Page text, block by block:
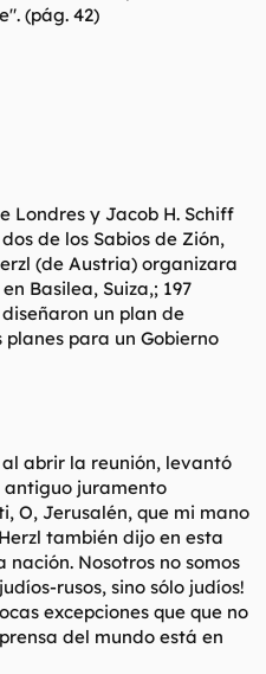
(pág. 42)
Londres y Jacob H. Schiff
de los Sabios de Zión,
(de Austria) organizara
Basilea, Suiza,; 197
un plan de
para un Gobierno
abrir la reunión, levantó
antiguo juramento
O, Jerusalén, que mi mano
también dijo en esta
nación. Nosotros no somos
rusos, sino sólo judíos!
excepciones que que no
del mundo está en